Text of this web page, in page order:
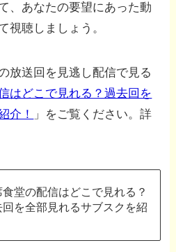
、あなたの要望にあった動
視聴しましょう。
放送回を見逃し配信で見る
はどこで見れる？過去回を
介！
」をご覧ください。詳
食堂の配信はどこで見れる？
回を全部見れるサブスクを紹